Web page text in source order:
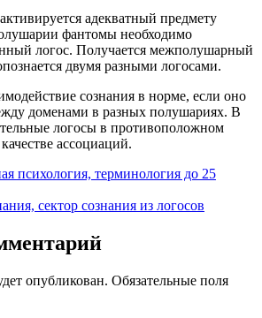
адекватный предмету
фантомы необходимо
логос. Получается межполушарный
двумя разными логосами.
сознания в норме, если оно
доменами в разных полушариях. В
логосы в противоположном
ассоциаций.
психология, терминология до 25
сектор сознания из логосов
опубликован. Обязательные поля